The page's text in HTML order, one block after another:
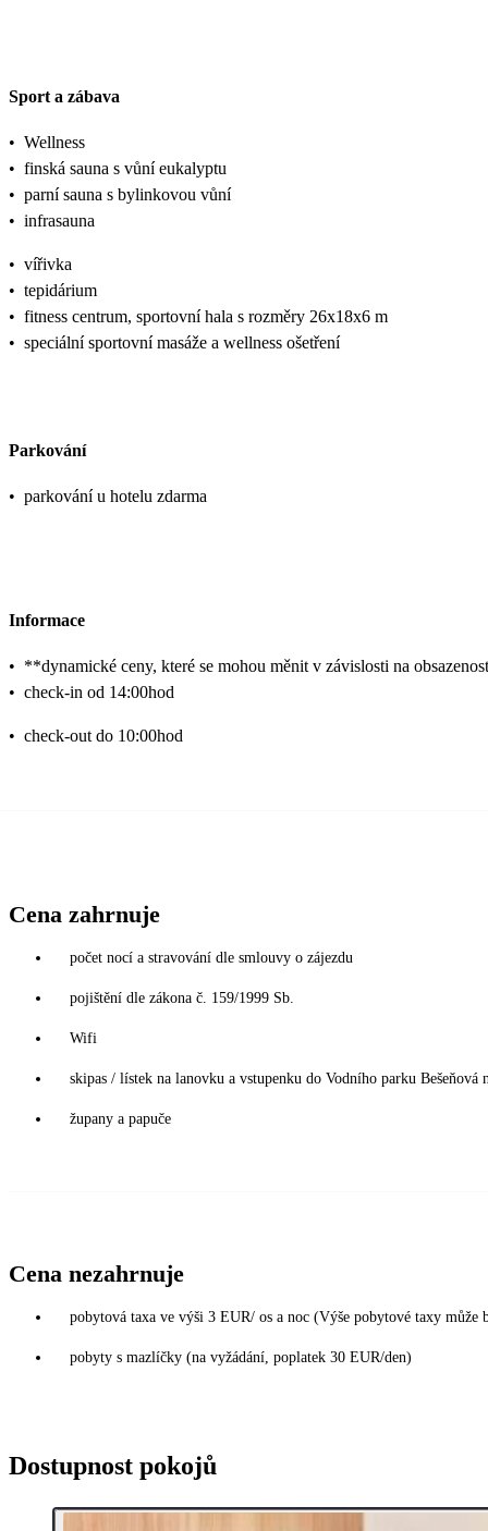
Sport a zábava
• Wellness
• finská sauna s vůní eukalyptu
• parní sauna s bylinkovou vůní
• infrasauna
• vířivka
• tepidárium
• fitness centrum, sportovní hala s rozměry 26x18x6 m
• speciální sportovní masáže a wellness ošetření
Parkování
• parkování u hotelu zdarma
Informace
• **dynamické ceny, které se mohou měnit v závislosti na
• check-in od 14:00hod
• check-out do 10:00hod
Cena zahrnuje
počet nocí a stravování dle smlouvy o zájezdu
pojištění dle zákona č. 159/1999 Sb.
Wifi
skipas / lístek na lanovku a vstupenku do Vodního parku Bešeňová
župany a papuče
Cena nezahrnuje
pobytová taxa ve výši 3 EUR/ os a noc (Výše pobytové taxy
pobyty s mazlíčky (na vyžádání, poplatek 30 EUR/den)
Dostupnost pokojů